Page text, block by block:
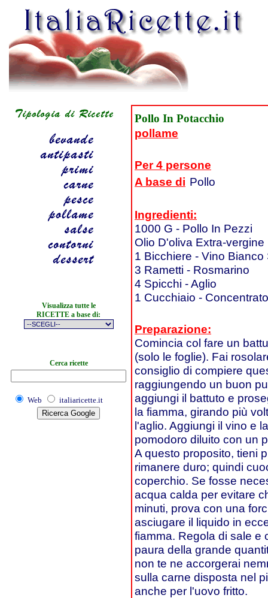
Visualizza tutte le
RICETTE a base di:
Cerca ricette
Web italiaricette.it
Pollo In Potacchio
pollame
Per 4 persone
A base di Pollo
Ingredienti:
1000 G - Pollo In Pezzi
Olio D'oliva Extra-vergine
1 Bicchiere - Vino Bianco
3 Rametti - Rosmarino
4 Spicchi - Aglio
1 Cucchiaio -
Preparazione:
Comincia col fare un
(solo le foglie). Fai
consiglio di compiere
raggiungendo un buon
aggiungi il battuto e
la fiamma, girando più
l'aglio. Aggiungi il vino e
pomodoro diluito con un
A questo proposito, tieni
rimanere duro; quindi
coperchio. Se fosse
acqua calda per evitare
minuti, prova con una
asciugare il liquido in
fiamma. Regola di sale e
paura della grande
non te ne accorgerai
sulla carne disposta nel
anche per l'uovo fritto.